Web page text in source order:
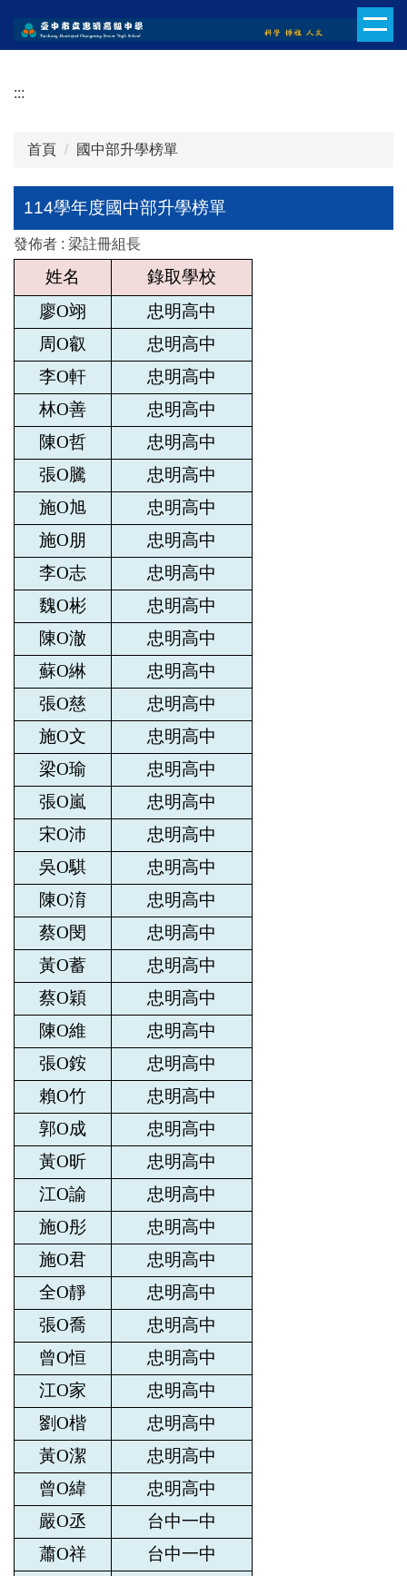
到
內
:::
首頁 國中部升學榜單
114學年度國中部升學榜單
發佈者 : 梁註冊組長
姓名
錄取學校
廖O翊
忠明高中
周O叡
忠明高中
李O軒
忠明高中
林O善
忠明高中
陳O哲
忠明高中
張O騰
忠明高中
施O旭
忠明高中
施O朋
忠明高中
李O志
忠明高中
魏O彬
忠明高中
陳O澈
忠明高中
蘇O綝
忠明高中
張O慈
忠明高中
施O文
忠明高中
梁O瑜
忠明高中
張O嵐
忠明高中
宋O沛
忠明高中
吳O騏
忠明高中
陳O淯
忠明高中
蔡O閔
忠明高中
黃O蓄
忠明高中
蔡O穎
忠明高中
陳O維
忠明高中
張O銨
忠明高中
賴O竹
忠明高中
郭O成
忠明高中
黃O昕
忠明高中
江O諭
忠明高中
施O彤
忠明高中
施O君
忠明高中
全O靜
忠明高中
張O喬
忠明高中
曾O恒
忠明高中
江O家
忠明高中
劉O楷
忠明高中
黃O潔
忠明高中
曾O緯
忠明高中
嚴O丞
台中一中
蕭O祥
台中一中